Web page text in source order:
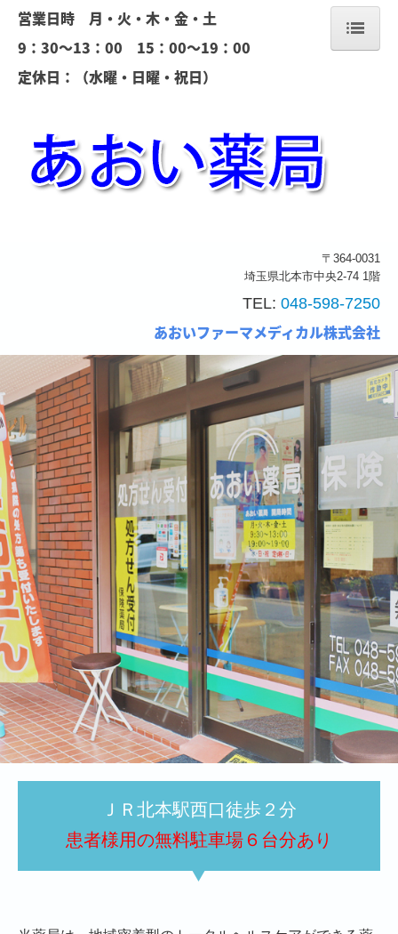
ホーム
会社案内
店舗案内
営業日時 月・火・木・金・土
9：30～13：00 15：00～19：00
定休日：（水曜・日曜・祝日）
〒364-0031
埼玉県北本市中央2-74 1階
TEL: 048-598-7250
あおいファーマメディカル株式会社
ＪＲ北本駅西口徒歩２分
患者様用の無料駐車場６台分あり